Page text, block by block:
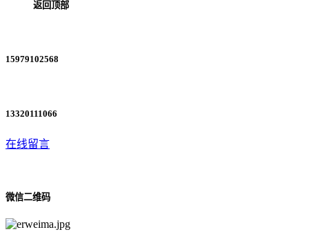
返回顶部
15979102568
13320111066
在线留言
微信二维码